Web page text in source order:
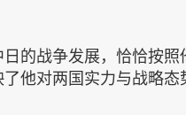
日的战争发展，恰恰按照
了他对两国实力与战略态